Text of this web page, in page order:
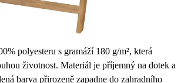
polyesteru s gramáží 180 g/m², která
životnost. Materiál je příjemný na dotek a
barva přirozeně zapadne do zahradního